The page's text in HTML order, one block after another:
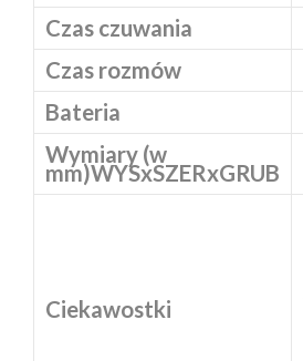
Czas czuwania
Czas rozmów
Bateria
Wymiary (w
mm)WYSxSZERxGRUB
Ciekawostki